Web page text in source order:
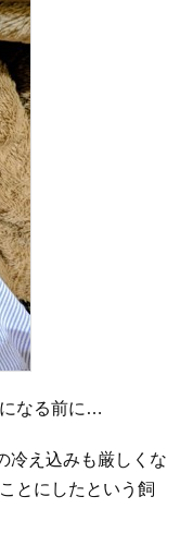
になる前に…
冷え込みも厳しくな
とにしたという飼